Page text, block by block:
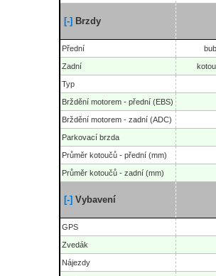
[-] Brzdy
Přední
Zadní
Typ
Brždění motorem - přední (EBS)
Brždění motorem - zadní (ADC)
Parkovací brzda
Průměr kotoučů - přední (mm)
Průměr kotoučů - zadní (mm)
[-] Vybavení
GPS
Zvedák
Nájezdy